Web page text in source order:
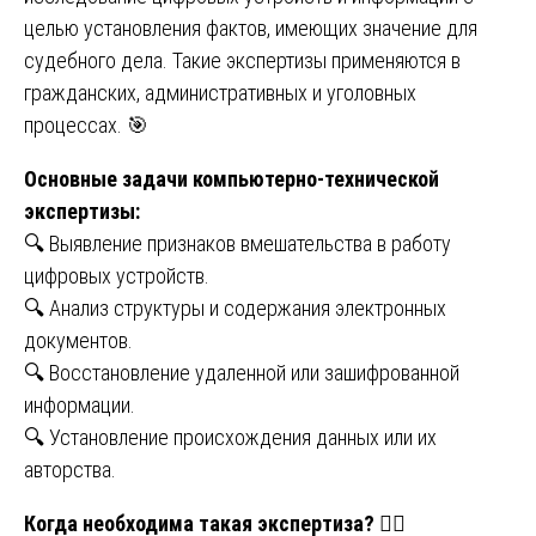
целью установления фактов, имеющих значение для
судебного дела. Такие экспертизы применяются в
гражданских, административных и уголовных
процессах. 🎯
Основные задачи компьютерно-технической
экспертизы:
🔍 Выявление признаков вмешательства в работу
цифровых устройств.
🔍 Анализ структуры и содержания электронных
документов.
🔍 Восстановление удаленной или зашифрованной
информации.
🔍 Установление происхождения данных или их
авторства.
Когда необходима такая экспертиза? 🕵